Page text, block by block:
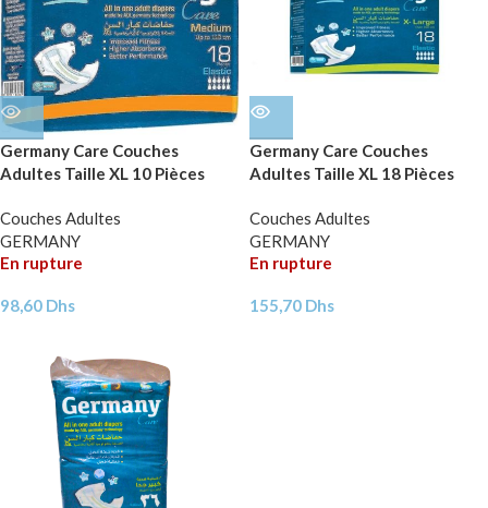
Germany Care Couches
Adultes Taille XL 10 Pièces
Couches Adultes
GERMANY
En rupture
98,60 Dhs
Germany Care Couches
Adultes Taille XL 18 Pièces
Couches Adultes
GERMANY
En rupture
155,70 Dhs